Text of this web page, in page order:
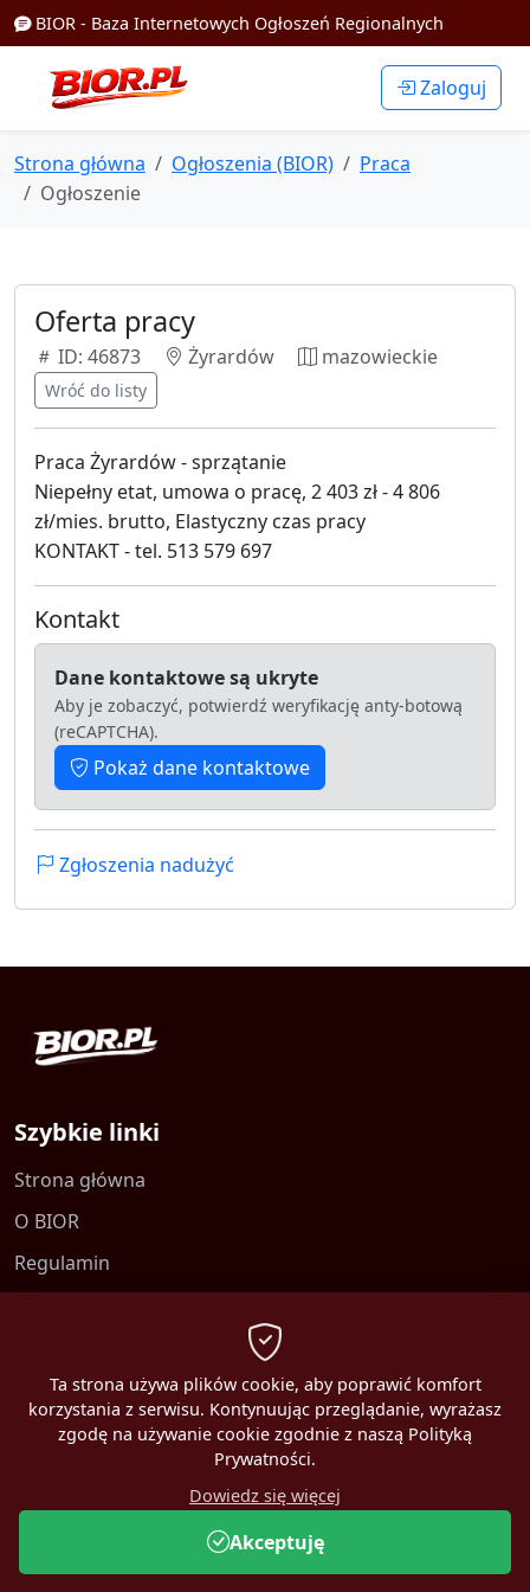
BIOR - Baza Internetowych Ogłoszeń Regionalnych
Zaloguj
Strona główna Ogłoszenia (BIOR)
Praca
Ogłoszenie
Oferta pracy
ID: 46873 Żyrardów mazowieckie
Wróć do listy
Praca Żyrardów - sprzątanie
Niepełny etat, umowa o pracę, 2 403 zł - 4 806
zł/mies. brutto, Elastyczny czas pracy
KONTAKT - tel. 513 579 697
Kontakt
Dane kontaktowe są ukryte
Aby je zobaczyć, potwierdź weryfikację anty-botową
(reCAPTCHA).
Pokaż dane kontaktowe
Zgłoszenia nadużyć
Szybkie linki
Strona główna
O BIOR
Regulamin
CMS MBEST
Ta strona używa plików cookie, aby poprawić komfort
korzystania z serwisu. Kontynuując przeglądanie, wyrażasz
zgodę na używanie cookie zgodnie z naszą Polityką
Prywatności.
Dowiedz się więcej
Akceptuję